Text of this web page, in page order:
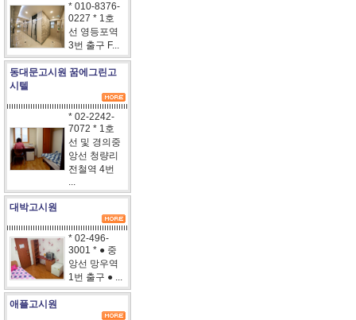
* 010-8376-
0227 * 1호
선 영등포역
3번 출구 F...
동대문고시원 꿈에그린고
시텔
* 02-2242-
7072 * 1호
선 및 경의중
앙선 청량리
전철역 4번
...
대박고시원
* 02-496-
3001 * ● 중
앙선 망우역
1번 출구 ● ...
애플고시원